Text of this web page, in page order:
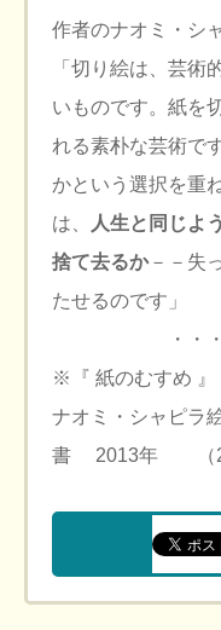
作者のナオミ・シ
「切り絵は、芸術
いものです。紙を
れる素朴な芸術で
かという選択を重
は、
人生と同じよ
捨て去るか－－失
たせるのです」
・・・
※『 紙のむすめ
ナオミ・シャピラ
書 2013年 （